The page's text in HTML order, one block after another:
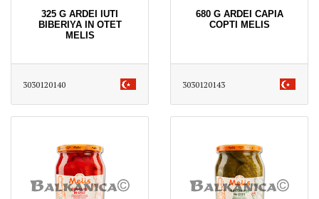
325 G ARDEI IUTI
BIBERIYA IN OTET
MELIS
3030120140
680 G ARDEI CAPIA
COPTI MELIS
3030120143